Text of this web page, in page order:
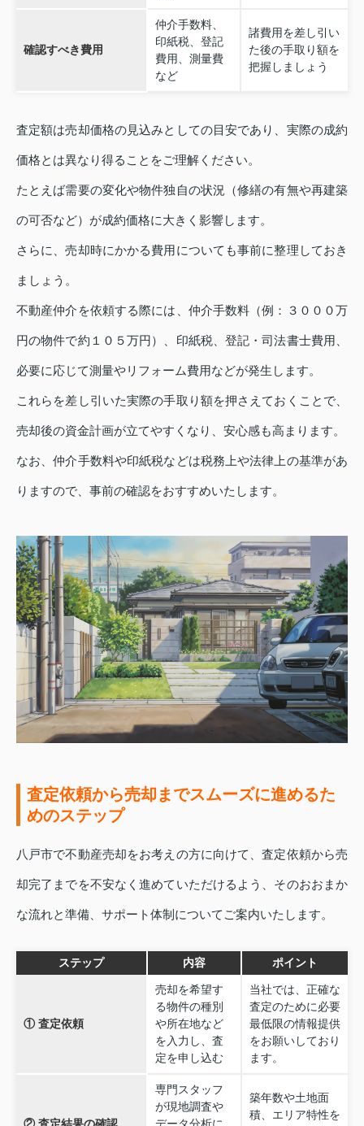
確認すべき費用
仲介手数料、
印紙税、登記
費用、測量費
など
諸費用を差し引い
た後の手取り額を
把握しましょう
査定額は売却価格の見込みとしての目安であり、実際の成約
価格とは異なり得ることをご理解ください。
たとえば需要の変化や物件独自の状況（修繕の有無や再建築
の可否など）が成約価格に大きく影響します。
さらに、売却時にかかる費用についても事前に整理しておき
ましょう。
不動産仲介を依頼する際には、仲介手数料（例：３０００万
円の物件で約１０５万円）、印紙税、登記・司法書士費用、
必要に応じて測量やリフォーム費用などが発生します。
これらを差し引いた実際の手取り額を押さえておくことで、
売却後の資金計画が立てやすくなり、安心感も高まります。
なお、仲介手数料や印紙税などは税務上や法律上の基準があ
りますので、事前の確認をおすすめいたします。
査定依頼から売却までスムーズに進めるた
めのステップ
八戸市で不動産売却をお考えの方に向けて、査定依頼から売
却完了までを不安なく進めていただけるよう、そのおおまか
な流れと準備、サポート体制についてご案内いたします。
ステップ 内容 ポイント
① 査定依頼
売却を希望す
る物件の種別
や所在地など
を入力し、査
定を申し込む
当社では、正確な
査定のために必要
最低限の情報提供
をお願いしており
ます。
② 査定結果の確認
専門スタッフ
が現地調査や
データ分析に
築年数や土地面
積、エリア特性を